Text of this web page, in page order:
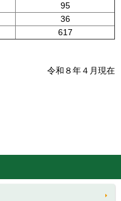
95
36
617
令和８年４月現在